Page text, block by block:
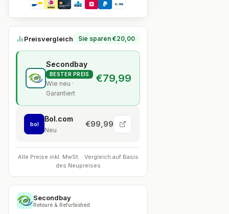
Preisvergleich Sie sparen €20,00
Secondbay
BESTER PREIS
Wie neu ·
Garantiert
€79,99
bol
Bol.com
Neu
€99,99
Alle Preise inkl. MwSt. · Vergleich auf Basis
des Neupreises
Secondbay
Retoure & Refurbished